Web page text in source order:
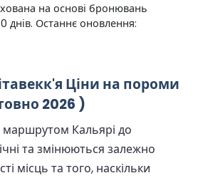
на основі бронювань
днів. Останнє оновлення:
Ціни на пороми
2026 )
Кальярі до
та змінюються залежно
місць та того, наскільки